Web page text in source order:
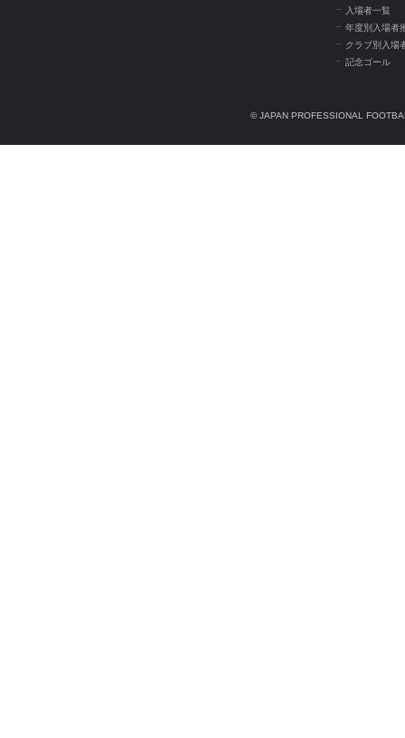
入場者一覧
年度別入場者
クラブ別入場
記念ゴール
© JAPAN PROFESSIONAL